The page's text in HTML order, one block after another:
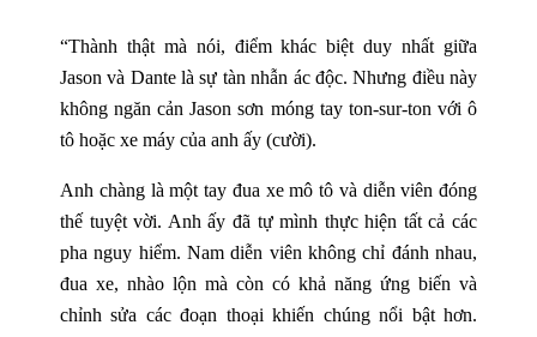
“Thành thật mà nói, điểm khác biệt duy nhất giữa
Jason và Dante là sự tàn nhẫn ác độc. Nhưng điều này
không ngăn cản Jason sơn móng tay ton-sur-ton với ô
tô hoặc xe máy của anh ấy (cười).
Anh chàng là một tay đua xe mô tô và diễn viên đóng
thế tuyệt vời. Anh ấy đã tự mình thực hiện tất cả các
pha nguy hiểm. Nam diễn viên không chỉ đánh nhau,
đua xe, nhào lộn mà còn có khả năng ứng biến và
chỉnh sửa các đoạn thoại khiến chúng nổi bật hơn.